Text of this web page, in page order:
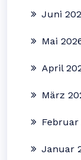
Juni
Mai
April
März
Februar
Januar